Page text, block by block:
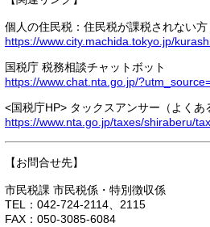
個人の住民税：住民税が課税されない方
https://www.city.machida.tokyo.jp/
国税庁 税務相談チャットボット
https://www.chat.nta.go.jp/
<国税庁HP> タックスアンサー（よくあ
https://www.nta.go.jp/taxes/shiraberu/
【お問合せ先】
市民税課 市民税係・特別徴収係
TEL：042-724-2114、2115
FAX：050-3085-6084